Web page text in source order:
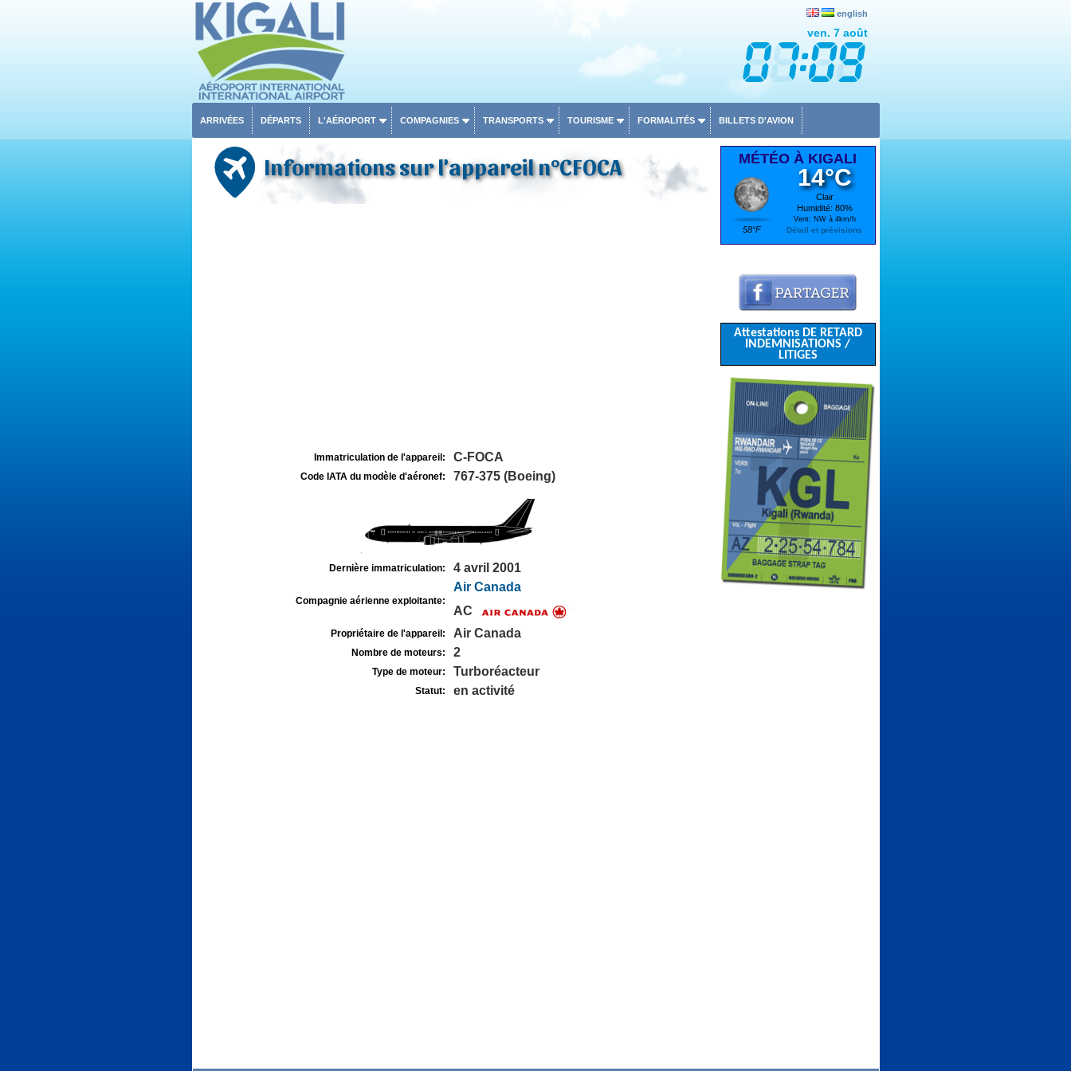
english
ven. 7 août
ARRIVÉES DÉPARTS L'AÉROPORT COMPAGNIES TRANSPORTS TOURISME FORMALITÉS BILLETS D'AVION
Informations sur l'appareil n°CFOCA
Immatriculation de l'appareil: C-FOCA
Code IATA du modèle d'aéronef: 767-375 (Boeing)
Dernière immatriculation: 4 avril 2001
Compagnie aérienne exploitante:
Air Canada
AC
Propriétaire de l'appareil: Air Canada
Nombre de moteurs: 2
Type de moteur: Turboréacteur
Statut: en activité
MÉTÉO À KIGALI
58°F
14°C
Clair
Humidité: 80%
Vent: NW à 4km/h
Détail et prévisions
Attestations DE RETARD
INDEMNISATIONS /
LITIGES